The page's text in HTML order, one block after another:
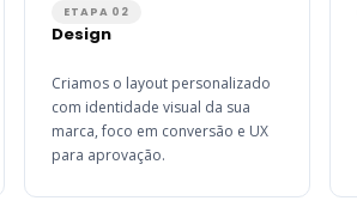
ETAPA 02
Design
Criamos o layout personalizado
com identidade visual da sua
marca, foco em conversão e UX
para aprovação.